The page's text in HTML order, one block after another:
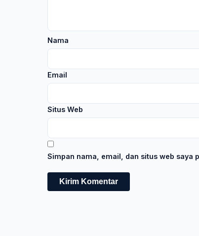
Nama
Email
Situs Web
Simpan nama, email, dan situs web saya